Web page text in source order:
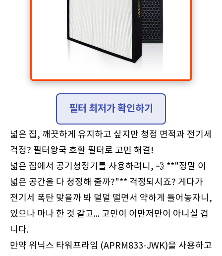
필터 최저가 확인하기
넓은 집, 깨끗하게 유지하고 싶지만 청정 면적과 전기세
걱정? 필터왕국 호환 필터로 고민 해결!
넓은 집에서 공기청정기를 사용하려니, 💨 **"정말 이
넓은 공간을 다 청정해 줄까?"** 걱정되시죠? 게다가
전기세 폭탄 맞을까 봐 덜덜 떨면서 약하게 틀어놓자니,
있으나 마나 한 것 같고... 고민이 이만저만이 아니실 겁
니다.
만약 위닉스 타워프라임 (APRM833-JWK)을 사용하고